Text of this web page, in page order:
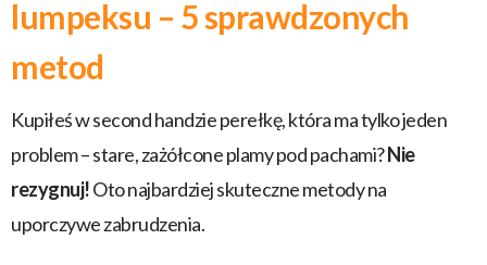
lumpeksu – 5 sprawdzonych
metod
Kupiłeś w second handzie perełkę, która ma tylko jeden
problem – stare, zażółcone plamy pod pachami?Nie
rezygnuj!Oto najbardziej skuteczne metody na
uporczywe zabrudzenia.